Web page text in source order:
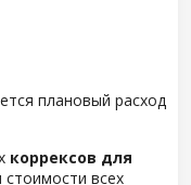
плановый расход
коррексов для
всех